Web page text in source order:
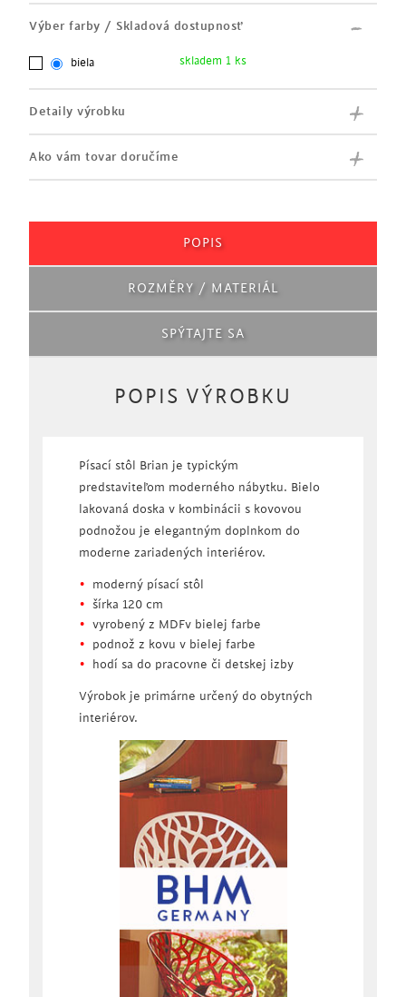
Výber farby / Skladová dostupnosť
biela skladem 1 ks
Detaily výrobku
Ako vám tovar doručíme
POPIS
ROZMĚRY / MATERIÁL
SPÝTAJTE SA
POPIS VÝROBKU
Písací stôl Brian je typickým
predstaviteľom moderného nábytku. Bielo
lakovaná doska v kombinácii s kovovou
podnožou je elegantným doplnkom do
moderne zariadených interiérov.
moderný písací stôl
šírka 120 cm
vyrobený z MDFv bielej farbe
podnož z kovu v bielej farbe
hodí sa do pracovne či detskej izby
Výrobok je primárne určený do obytných
interiérov.